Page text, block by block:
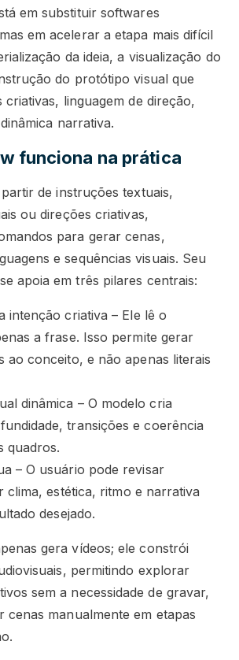
em substituir softwares
em acelerar a etapa mais difícil
da ideia, a visualização do
do protótipo visual que
criativas, linguagem de direção,
narrativa.
funciona na prática
de instruções textuais,
ou direções criativas,
para gerar cenas,
e sequências visuais. Seu
apoia em três pilares centrais:
intenção criativa – Ele lê o
a frase. Isso permite gerar
ao conceito, e não apenas literais
dinâmica – O modelo cria
transições e coerência
quadros.
– O usuário pode revisar
clima, estética, ritmo e narrativa
desejado.
gera vídeos; ele constrói
permitindo explorar
sem a necessidade de gravar,
cenas manualmente em etapas